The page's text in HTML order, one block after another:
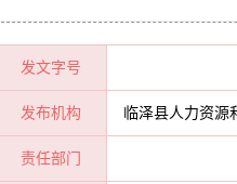
发文字号
发布机构 临泽县人力资源
责任部门